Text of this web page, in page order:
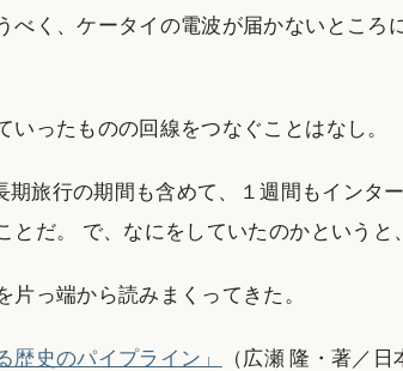
べく、ケータイの電波が届かないところ
いったものの回線をつなぐことはなし。
期旅行の期間も含めて、１週間もインタ
とだ。 で、なにをしていたのかというと
片っ端から読みまくってきた。
歴史のパイプライン」
（広瀬 隆・著／